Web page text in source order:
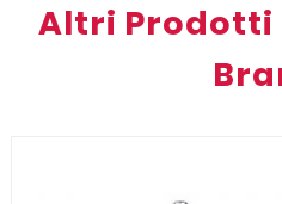
Altri Prodotti